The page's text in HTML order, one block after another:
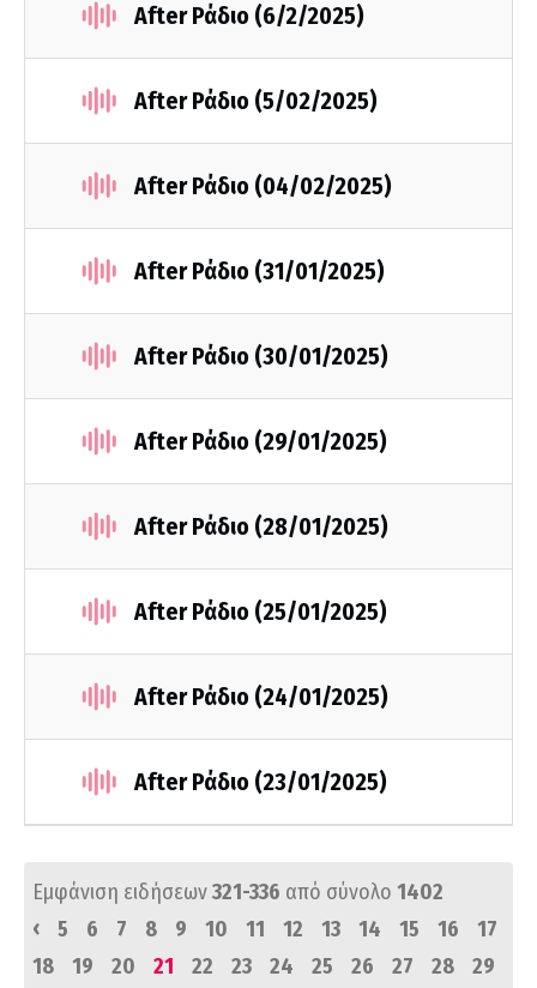
After Ράδιο (6/2/2025)
After Ράδιο (5/02/2025)
After Ράδιο (04/02/2025)
After Ράδιο (31/01/2025)
After Ράδιο (30/01/2025)
After Ράδιο (29/01/2025)
After Ράδιο (28/01/2025)
After Ράδιο (25/01/2025)
After Ράδιο (24/01/2025)
After Ράδιο (23/01/2025)
Εμφάνιση ειδήσεων321-336 από σύνολο 1402
‹
5 6 7 8 9 10 11 12 13 14 15 16
17
18
19 20 21 22 23 24 25 26 27 28
29